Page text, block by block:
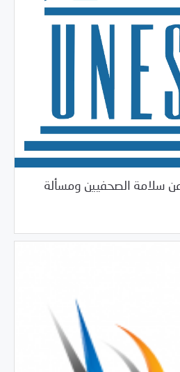
سلامة الصحفيين ومسألة
فرص التدريب و المشاركة